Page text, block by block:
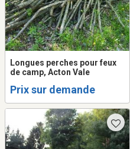
Longues perches pour feux
de camp, Acton Vale
Prix sur demande